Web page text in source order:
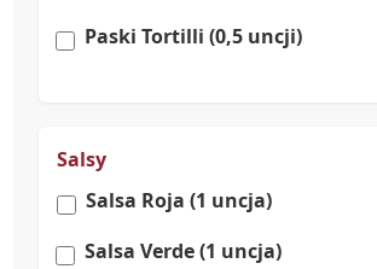
Paski Tortilli (0,5 uncji)
Salsy
Salsa Roja (1 uncja)
Salsa Verde (1 uncja)